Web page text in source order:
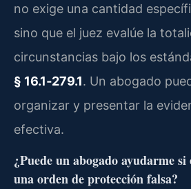
no exige una cantidad
sino que el juez evalúe la
circunstancias bajo los
§ 16.1‑279.1. Un abogado
organizar y presentar la
efectiva.
¿Puede un abogado ayudarme
una orden de protección falsa?